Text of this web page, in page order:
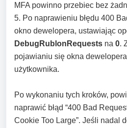
MFA powinno przebiec bez
5. Po naprawieniu błędu 400
okno dewelopera, ustawiając
DebugRublonRequests na 0.
pojawianiu się okna
użytkownika.
Po wykonaniu tych kroków,
naprawić błąd “400 Bad
Cookie Too Large”. Jeśli nadal